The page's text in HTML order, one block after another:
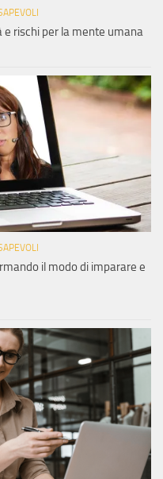
rischi per la mente umana
il modo di imparare e